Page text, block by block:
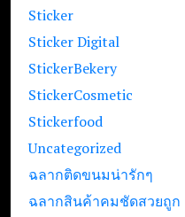
Sticker
Sticker Digital
StickerBekery
StickerCosmetic
Stickerfood
Uncategorized
ฉลากติดขนมน่ารักๆ
ฉลากสินค้าคมชัดสวยถูก